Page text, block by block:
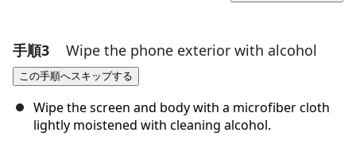
コメントを追加
コメントを追加
手順3 Wipe the phone exterior with alcohol
この手順へスキップする
Wipe the screen and body with a microfiber cloth
lightly moistened with cleaning alcohol.